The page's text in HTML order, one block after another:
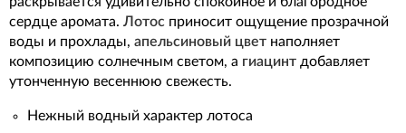
сердце аромата. Лотос приносит ощущение прозрачной
воды и прохлады, апельсиновый цвет наполняет
композицию солнечным светом, а гиацинт добавляет
утонченную весеннюю свежесть.
Нежный водный характер лотоса